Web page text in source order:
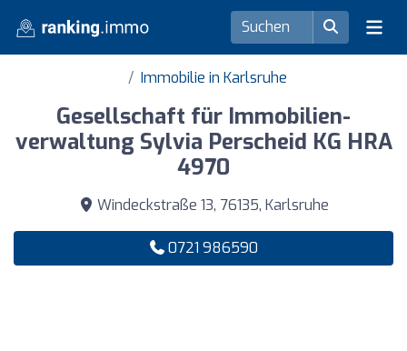
Immobilie in Karlsruhe
Gesellschaft für Immobilien-
verwaltung Sylvia Perscheid KG HRA
4970
Windeckstraße 13, 76135, Karlsruhe
0721 986590